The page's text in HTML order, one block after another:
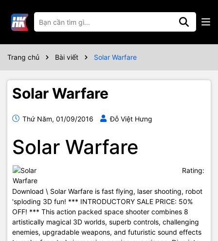
Trang chủ Bài viết Solar Warfare
Solar Warfare
Thứ Năm, 01/09/2016 Đỗ Việt Hưng
Solar Warfare
Rating:
Download \ Solar Warfare is fast flying, laser shooting, robot
'sploding 3D fun! *** INTRODUCTORY SALE PRICE: 50%
OFF! *** This action packed space shooter combines 8
artistically magical 3D worlds, superb controls, challenging
enemies, upgradable weapons, and futuristic sound effects